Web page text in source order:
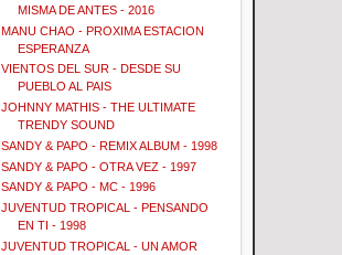
MISMA DE ANTES - 2016
MANU CHAO - PROXIMA ESTACION
ESPERANZA
VIENTOS DEL SUR - DESDE SU
PUEBLO AL PAIS
JOHNNY MATHIS - THE ULTIMATE
TRENDY SOUND
SANDY & PAPO - REMIX ALBUM - 1998
SANDY & PAPO - OTRA VEZ - 1997
SANDY & PAPO - MC - 1996
JUVENTUD TROPICAL - PENSANDO
EN TI - 1998
JUVENTUD TROPICAL - UN AMOR